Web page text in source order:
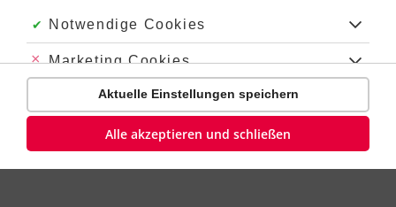
Klassenarbeit
Chemie Klasse7
Dauer:
45 Minuten
Akzeptiert:
Notwendige Cookies
Abgelehnt:
Marketing Cookies
Abgelehnt:
Personalisierungs-Cookies
Aktuelle Einstellungen speichern
Alle akzeptieren und schließen